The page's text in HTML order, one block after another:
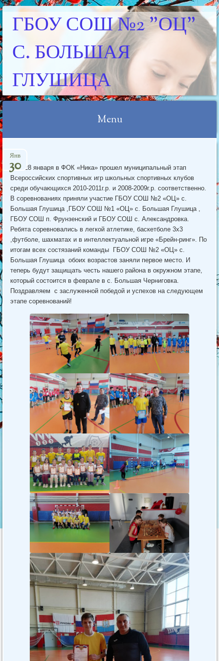
ГБОУ СОШ №2 "ОЦ"
С. БОЛЬШАЯ
ГЛУШИЦА
Menu
to
content
Янв
30
27 и 28 января в ФОК «Ника» прошел муниципальный этап
Всероссийских спортивных игр школьных спортивных клубов
среди обучающихся 2010-2011г.р. и 2008-2009г.р. соответственно.
В соревнованиях приняли участие ГБОУ СОШ №2 «ОЦ» с.
Большая Глушица ,ГБОУ СОШ №1 «ОЦ» с. Большая Глушица ,
ГБОУ СОШ п. Фрунзенский и ГБОУ СОШ с. Александровка.
Ребята соревновались в легкой атлетике, баскетболе 3х3
,футболе, шахматах и в интеллектуальной игре «Брейн-ринг». По
итогам всех состязаний команды ГБОУ СОШ №2 «ОЦ» с.
Большая Глушица обоих возрастов заняли первое место. И
теперь будут защищать честь нашего района в окружном этапе,
который состоится в феврале в с. Большая Черниговка.
Поздравляем с заслуженной победой и успехов на следующем
этапе соревнований!